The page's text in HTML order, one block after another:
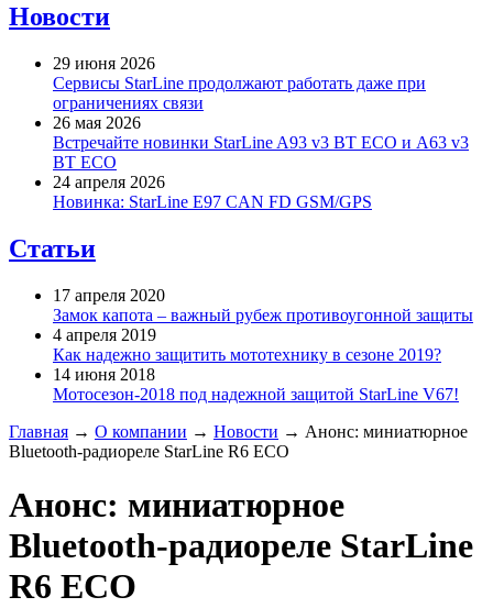
Новости
29 июня 2026
Сервисы StarLine продолжают работать даже при
ограничениях связи
26 мая 2026
Встречайте новинки StarLine A93 v3 BT ECO и A63 v3
BT ECO
24 апреля 2026
Новинка: StarLine E97 CAN FD GSM/GPS
Статьи
17 апреля 2020
Замок капота – важный рубеж противоугонной защиты
4 апреля 2019
Как надежно защитить мототехнику в сезоне 2019?
14 июня 2018
Мотосезон-2018 под надежной защитой StarLine V67!
Главная → О компании → Новости → Анонс: миниатюрное
Bluetooth-радиореле StarLine R6 ECO
Анонс: миниатюрное
Bluetooth-радиореле StarLine
R6 ECO